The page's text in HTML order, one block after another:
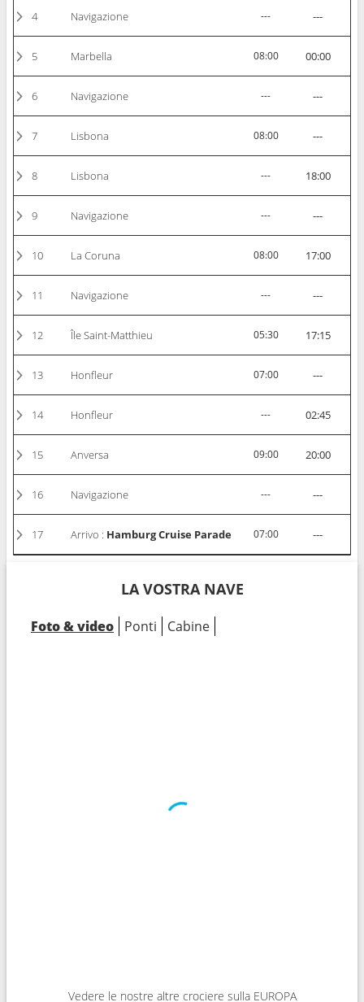
4 Navigazione --- ---
5 Marbella 08:00 00:00
6 Navigazione --- ---
7 Lisbona 08:00 ---
8 Lisbona --- 18:00
9 Navigazione --- ---
10 La Coruna 08:00 17:00
11 Navigazione --- ---
12 Île Saint-Matthieu 05:30 17:15
13 Honfleur 07:00 ---
14 Honfleur --- 02:45
15 Anversa 09:00 20:00
16 Navigazione --- ---
17 Arrivo : Hamburg Cruise Parade 07:00 ---
LA VOSTRA NAVE
Foto & video Ponti Cabine
Vedere le nostre altre crociere sulla EUROPA